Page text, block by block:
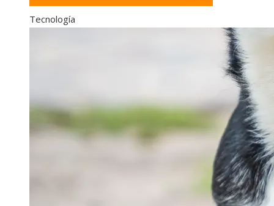
Tecnología